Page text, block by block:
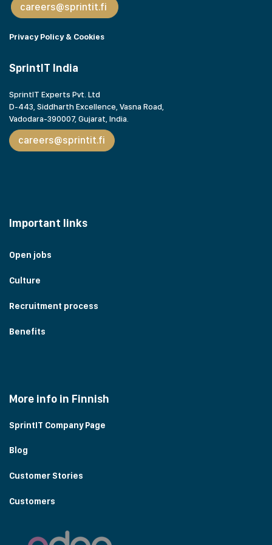
careers@sprintit.fi
Privacy Policy & Cookies
SprintIT India
SprintIT Experts Pvt. Ltd
D-443, Siddharth Excellence, Vasna Road,
Vadodara-390007, Gujarat, India.
careers@sprintit.fi
Important links
Open jobs
Culture
Recruitment process
Benefits
More info in Finnish
SprintIT Company Page
Blog
Customer Stories
Customers